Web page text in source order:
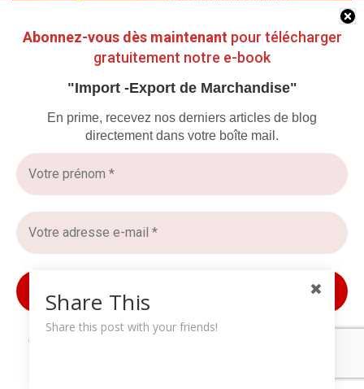
Abonnez-vous dès maintenant pour télécharger
gratuitement notre e-book
"Import -Export de Marchandise"
En prime, recevez nos derniers articles de blog
directement dans votre boîte mail.
Nous ne spammons pas ! Consultez notre
DÉFIS, SOLUTIONS & ÉTUDES DE CAS 🔍
🏢 Importer un conteneur sans perdre son
calme (et son argent) : mode d’emploi
4 mars 2025
Share This
Share this post with your friends!